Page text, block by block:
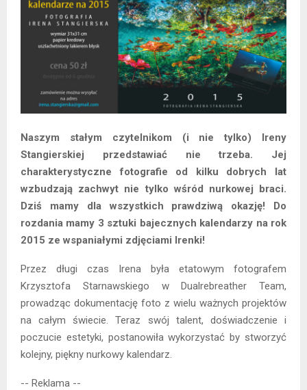
Naszym stałym czytelnikom (i nie tylko) Ireny
Stangierskiej przedstawiać nie trzeba. Jej
charakterystyczne fotografie od kilku dobrych lat
wzbudzają zachwyt nie tylko wśród nurkowej braci.
Dziś mamy dla wszystkich prawdziwą okazję! Do
rozdania mamy 3 sztuki bajecznych kalendarzy na rok
2015 ze wspaniałymi zdjęciami Irenki!
Przez długi czas Irena była etatowym fotografem
Krzysztofa Starnawskiego w Dualrebreather Team,
prowadząc dokumentację foto z wielu ważnych projektów
na całym świecie. Teraz swój talent, doświadczenie i
poczucie estetyki, postanowiła wykorzystać by stworzyć
kolejny, piękny nurkowy kalendarz.
-- Reklama --